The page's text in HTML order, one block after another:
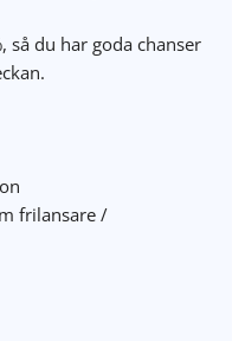
så du har goda chanser
frilansare /